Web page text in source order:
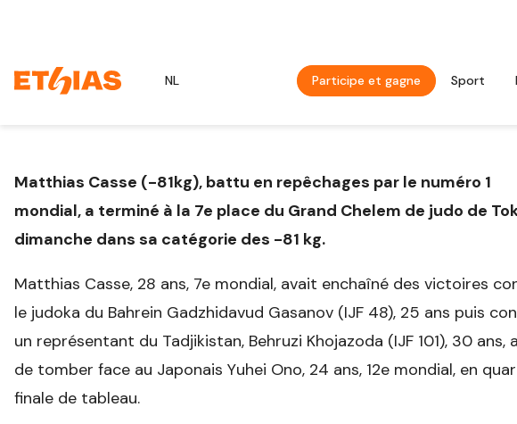
NL Participe et gagne Sport
Matthias Casse (-81kg), battu en repêchages par le numéro 1
mondial, a terminé à la 7e place du Grand Chelem de judo de
dimanche dans sa catégorie des -81 kg.
Matthias Casse, 28 ans, 7e mondial, avait enchaîné des victoires
le judoka du Bahrein Gadzhidavud Gasanov (IJF 48), 25 ans puis
un représentant du Tadjikistan, Behruzi Khojazoda (IJF 101), 30 ans,
de tomber face au Japonais Yuhei Ono, 24 ans, 12e mondial, en
finale de tableau.